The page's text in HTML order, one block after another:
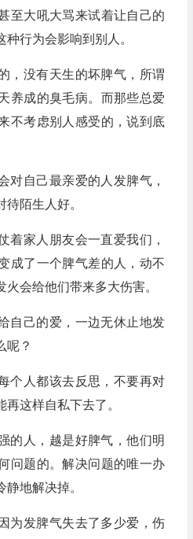
至大吼大骂来试着让自己的
行为会影响到别人。
，没有天生的坏脾气，所谓
养成的臭毛病。而那些总爱
不考虑别人感受的，说到底
对自己最亲爱的人发脾气，
陌生人好。
着家人朋友会一直爱我们，
成了一个脾气差的人，动不
会给他们带来多大伤害。
自己的爱，一边无休止地发
呢？
个人都该去反思，不要再对
这样自私下去了。
的人，越是好脾气，他们明
问题的。解决问题的唯一办
地解决掉。
为发脾气失去了多少爱，伤